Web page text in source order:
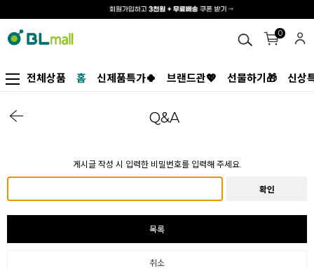
0
전체상품 홈 신제품특가🍀 브랜드관💖 선물하기🎁 신상
Q&A
게시글 작성 시 입력한 비밀번호를 입력해 주세요.
확인
목록
취소